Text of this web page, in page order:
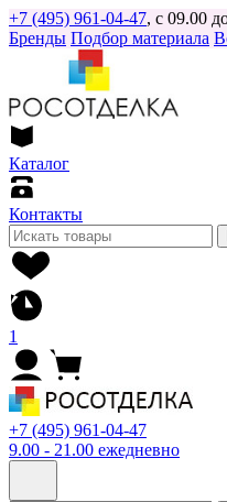
+7 (495) 961-04-47, с 09.00
Бренды Подбор материала
Каталог
Контакты
1
+7 (495) 961-04-47
9.00 - 21.00 ежедневно